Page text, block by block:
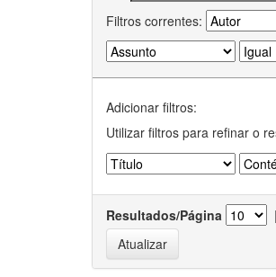
Filtros correntes:
Adicionar filtros:
Utilizar filtros para refinar o
Resultados/Página |